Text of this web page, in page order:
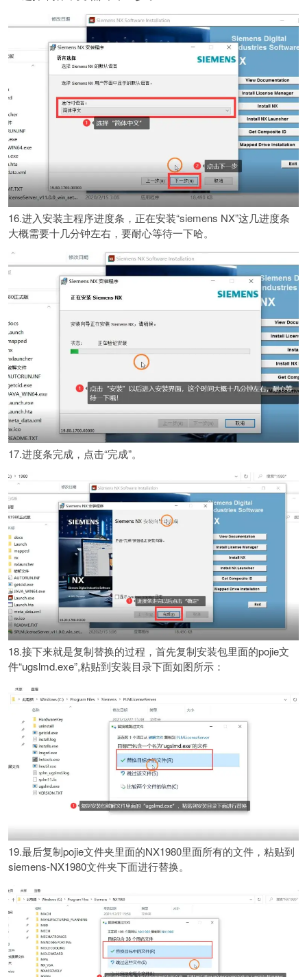
16.进入安装主程序进度条，正在安装“siemens NX”这几进度条
大概需要十几分钟左右，要耐心等待一下哈。
17.进度条完成，点击“完成”。
18.接下来就是复制替换的过程，首先复制安装包里面的pojie文
件“ugslmd.exe”,粘贴到安装目录下面如图所示：
19.最后复制pojie文件夹里面的NX1980里面所有的文件，粘贴到
siemens-NX1980文件夹下面进行替换。